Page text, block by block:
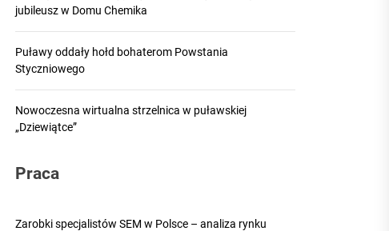
jubileusz w Domu Chemika
Puławy oddały hołd bohaterom Powstania
Styczniowego
Nowoczesna wirtualna strzelnica w puławskiej
„Dziewiątce”
Praca
Zarobki specjalistów SEM w Polsce – analiza rynku